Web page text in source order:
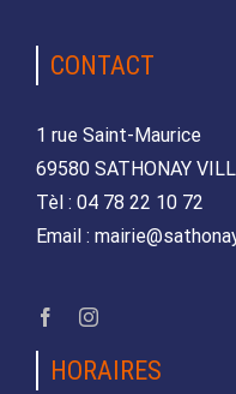
CONTACT
1 rue Saint-Maurice
69580 SATHONAY
Tèl : 04 78 22 10 72
Email :
HORAIRES